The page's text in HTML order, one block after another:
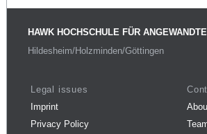
HAWK HOCHSCHULE FÜR
Hildesheim/Holzminden/Göttingen
Legal issues
Imprint
Privacy Policy